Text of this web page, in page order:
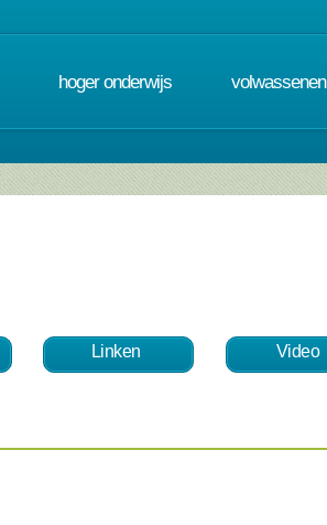
hoger onderwijs volwassenen
Linken Video